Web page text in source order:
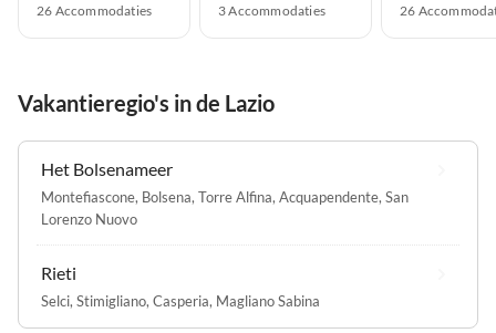
26 Accommodaties 3 Accommodaties 26
Vakantieregio's in de Lazio
Het Bolsenameer
Montefiascone, Bolsena, Torre Alfina, Acquapendente, San
Lorenzo Nuovo
Rieti
Selci, Stimigliano, Casperia, Magliano Sabina